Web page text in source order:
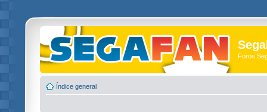
Foros
Índice general